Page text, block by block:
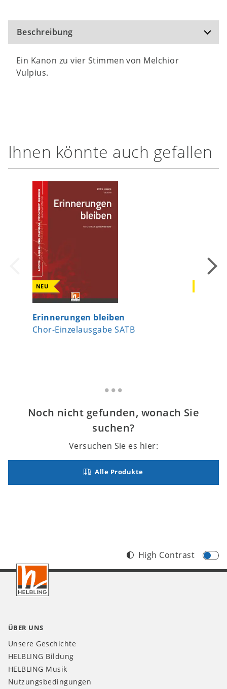
Beschreibung
Ein Kanon zu vier Stimmen von Melchior
Vulpius.
Ihnen könnte auch gefallen
NEU
Erinnerungen bleiben
Chor-Einzelausgabe SATB
Noch nicht gefunden, wonach Sie
suchen?
Versuchen Sie es hier:
Alle Produkte
Footer
CH
High Contrast
ÜBER UNS
Unsere Geschichte
HELBLING Bildung
HELBLING Musik
Nutzungsbedingungen